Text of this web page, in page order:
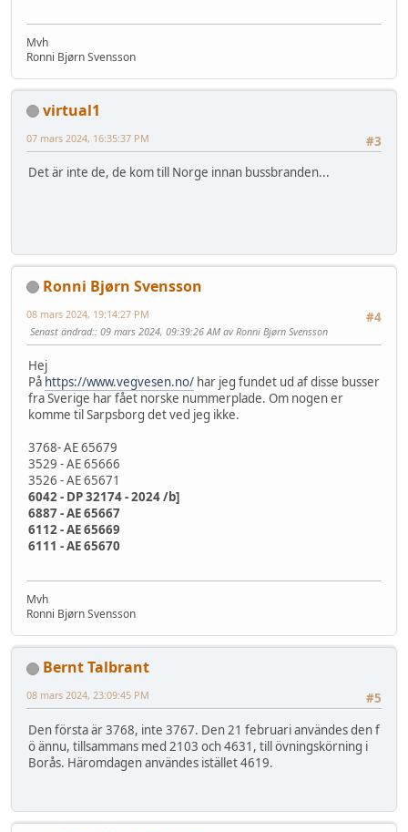
Mvh
Ronni Bjørn Svensson
virtual1
#3
07 mars 2024, 16:35:37 PM
Det är inte de, de kom till Norge innan bussbranden...
Ronni Bjørn Svensson
#4
08 mars 2024, 19:14:27 PM
Senast ändrad:: 09 mars 2024, 09:39:26 AM av Ronni Bjørn Svensson
Hej
På https://www.vegvesen.no/ har jeg fundet ud af disse busser
fra Sverige har fået norske nummerplade. Om nogen er
komme til Sarpsborg det ved jeg ikke.
3768- AE 65679
3529 - AE 65666
3526 - AE 65671
6042 - DP 32174 - 2024 /b]
6887 - AE 65667
6112 - AE 65669
6111 - AE 65670
Mvh
Ronni Bjørn Svensson
Bernt Talbrant
#5
08 mars 2024, 23:09:45 PM
Den första är 3768, inte 3767. Den 21 februari användes den f
ö ännu, tillsammans med 2103 och 4631, till övningskörning i
Borås. Häromdagen användes istället 4619.